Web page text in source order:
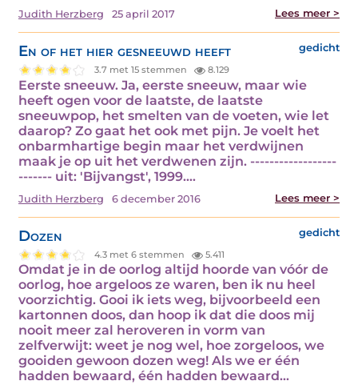
Judith Herzberg 25 april 2017 Lees meer >
En of het hier gesneeuwd heeft gedicht
3.7 met 15 stemmen 8.129
Eerste sneeuw. Ja, eerste sneeuw, maar wie
heeft ogen voor de laatste, de laatste
sneeuwpop, het smelten van de voeten, wie let
daarop? Zo gaat het ook met pijn. Je voelt het
onbarmhartige begin maar het verdwijnen
maak je op uit het verdwenen zijn. ------------------
------- uit: 'Bijvangst', 1999.…
Judith Herzberg 6 december 2016 Lees meer >
Dozen gedicht
4.3 met 6 stemmen 5.411
Omdat je in de oorlog altijd hoorde van vóór de
oorlog, hoe argeloos ze waren, ben ik nu heel
voorzichtig. Gooi ik iets weg, bijvoorbeeld een
kartonnen doos, dan hoop ik dat die doos mij
nooit meer zal heroveren in vorm van
zelfverwijt: weet je nog wel, hoe zorgeloos, we
gooiden gewoon dozen weg! Als we er één
hadden bewaard, één hadden bewaard…